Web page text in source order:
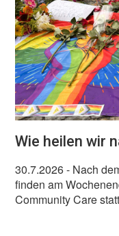
Wie heilen wir
30.7.2026- Nach
finden am
Community Care